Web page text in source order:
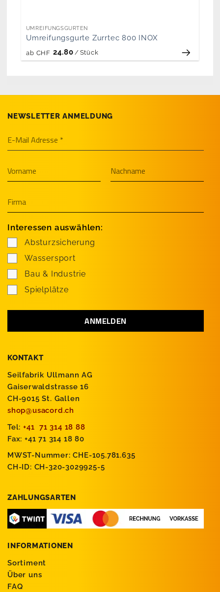
UMREIFUNGSGURTEN
Umreifungsgurte Zurrtec 800 INOX
ab CHF 24.80 / Stück
KONTAKT
Seilfabrik Ullmann AG
Gaiserwaldstrasse 16
CH-9015 St. Gallen
shop@usacord.ch
Tel: +41 71 314 18 88
Fax: +41 71 314 18 80
MWST-Nummer: CHE-105.781.635
CH-ID: CH-320-3029925-5
ZAHLUNGSARTEN
INFORMATIONEN
Sortiment
Über uns
FAQ
NEWSLETTER ANMELDUNG
Interessen auswählen:
Absturzsicherung
Wassersport
Bau & Industrie
Spielplätze